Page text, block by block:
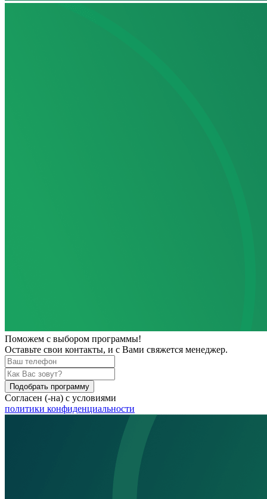
Поможем с выбором программы!
Оставьте свои контакты, и с Вами свяжется менеджер.
Подобрать программу
Согласен (-на) с условиями
политики конфиденциальности